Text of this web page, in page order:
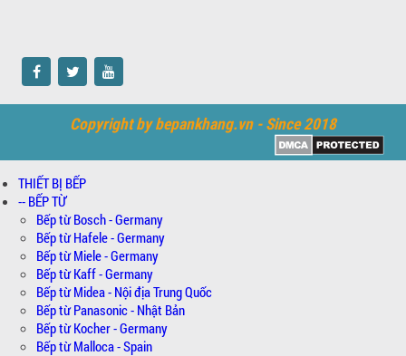
Copyright by bepankhang.vn - Since 2018
THIẾT BỊ BẾP
-- BẾP TỪ
Bếp từ Bosch - Germany
Bếp từ Hafele - Germany
Bếp từ Miele - Germany
Bếp từ Kaff - Germany
Bếp từ Midea - Nội địa Trung Quốc
Bếp từ Panasonic - Nhật Bản
Bếp từ Kocher - Germany
Bếp từ Malloca - Spain